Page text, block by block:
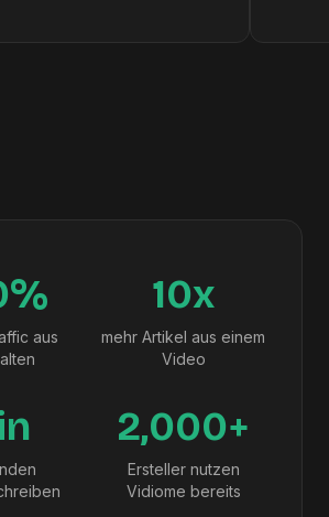
aus
10x
mehr Artikel aus einem
Video
2,000+
Ersteller nutzen
Vidiome bereits